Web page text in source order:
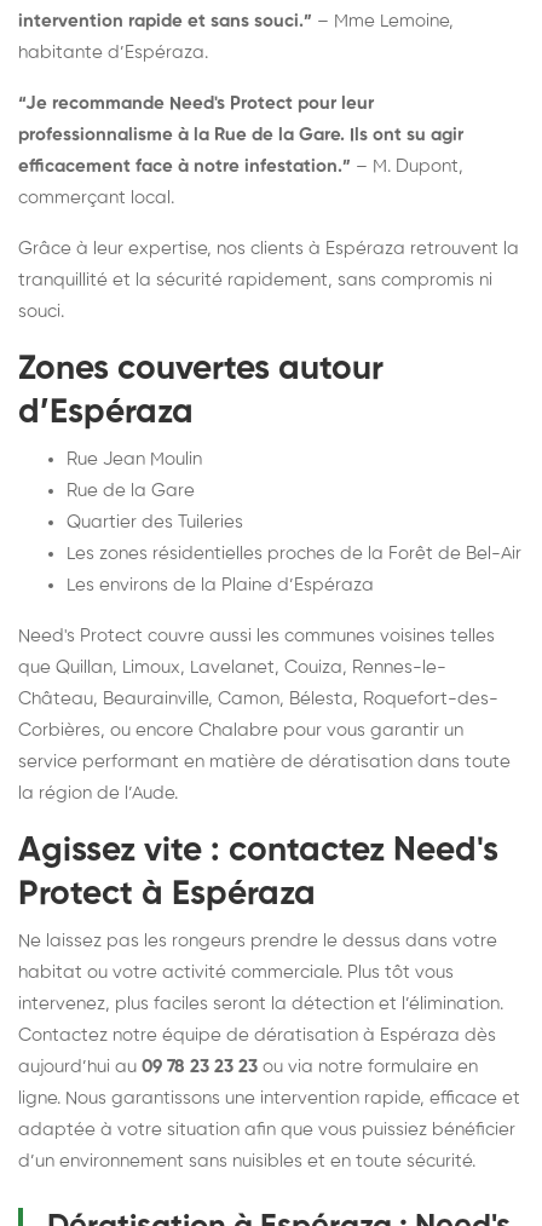
intervention rapide et sans souci.” – Mme Lemoine,
habitante d’Espéraza.
“Je recommande Need's Protect pour leur
professionnalisme à la Rue de la Gare. Ils ont su agir
efficacement face à notre infestation.” – M. Dupont,
commerçant local.
Grâce à leur expertise, nos clients à Espéraza retrouvent la
tranquillité et la sécurité rapidement, sans compromis ni
souci.
Zones couvertes autour
d’Espéraza
Rue Jean Moulin
Rue de la Gare
Quartier des Tuileries
Les zones résidentielles proches de la Forêt de Bel-Air
Les environs de la Plaine d’Espéraza
Need's Protect couvre aussi les communes voisines telles
que Quillan, Limoux, Lavelanet, Couiza, Rennes-le-
Château, Beaurainville, Camon, Bélesta, Roquefort-des-
Corbières, ou encore Chalabre pour vous garantir un
service performant en matière de dératisation dans toute
la région de l’Aude.
Agissez vite : contactez Need's
Protect à Espéraza
Ne laissez pas les rongeurs prendre le dessus dans votre
habitat ou votre activité commerciale. Plus tôt vous
intervenez, plus faciles seront la détection et l’élimination.
Contactez notre équipe de dératisation à Espéraza dès
aujourd’hui au 09 78 23 23 23 ou via notre formulaire en
ligne. Nous garantissons une intervention rapide, efficace et
adaptée à votre situation afin que vous puissiez bénéficier
d’un environnement sans nuisibles et en toute sécurité.